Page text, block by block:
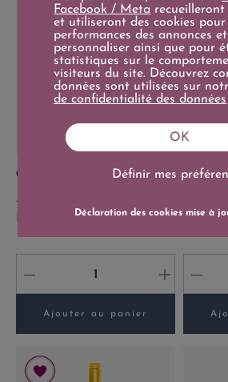
Prix
68,00 € 18/20
1/2 Bouteille Château de
Fargues Lur-Saluces 2008
- +
Ajouter au panier
Prix
195,00
-
Facebook / Meta recueilleront
et utiliseront des cookies pour
performances des annonces
personnaliser ainsi que pour
statistiques sur le
visiteurs du site. Découvrez
données sont utilisées sur
de confidentialité des données
Définir mes
OK
Déclaration des cookies mise à